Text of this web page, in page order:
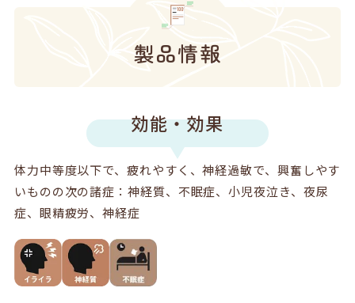
製品情報
効能・効果
体力中等度以下で、疲れやすく、神経過敏で、興奮しやす
いものの次の諸症：神経質、不眠症、小児夜泣き、夜尿
症、眼精疲労、神経症